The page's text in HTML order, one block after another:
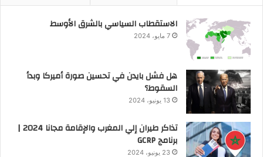
الاستقطاب السياسي بالشرق الأوسط
7 مايو، 2024
هل فشل بايدن في تحسين صورة أميركا وبدأ
السقوط؟
13 يونيو، 2024
تذاكر طيران إلي المغرب والإقامة مجانا 2024 |
برنامج GCRP
23 يونيو، 2024